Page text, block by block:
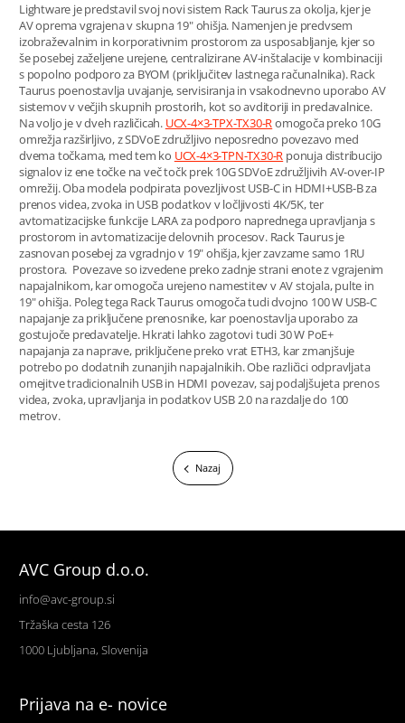
Lightware je predstavil svoj novi sistem Rack Taurus za okolja, kjer je
AV oprema vgrajena v skupna 19" ohišja. Namenjen je predvsem
izobraževalnim in korporativnim prostorom za usposabljanje, kjer so
še posebej zaželjene urejene, centralizirane AV-inštalacije v kombinaciji
s popolno podporo za BYOM (priključitev lastnega računalnika). Rack
Taurus poenostavlja uvajanje, servisiranja in vsakodnevno uporabo AV
sistemov v večjih skupnih prostorih, kot so avditoriji in predavalnice.
Na voljo je v dveh različicah. UCX-4×3-TPX-TX30-Romogoča preko 10G
omrežja razširljivo, z SDVoE združljivo neposredno povezavo med
dvema točkama, med tem ko UCX-4×3-TPN-TX30-R ponuja distribucijo
signalov iz ene točke na več točk prek 10G SDVoE združljivih AV-over-IP
omrežij. Oba modela podpirata povezljivost USB-C in HDMI+USB-B za
prenos videa, zvoka in USB podatkov v ločljivosti 4K/5K, ter
avtomatizacijske funkcije LARA za podporo naprednega upravljanja s
prostorom in avtomatizacije delovnih procesov. Rack Taurus je
zasnovan posebej za vgradnjo v 19" ohišja, kjer zavzame samo 1RU
prostora. Povezave so izvedene preko zadnje strani enote z vgrajenim
napajalnikom, kar omogoča urejeno namestitev v AV stojala, pulte in
19" ohišja. Poleg tega Rack Taurus omogoča tudi dvojno 100 W USB-C
napajanje za priključene prenosnike, kar poenostavlja uporabo za
gostujoče predavatelje. Hkrati lahko zagotovi tudi 30 W PoE+
napajanja za naprave, priključene preko vrat ETH3, kar zmanjšuje
potrebo po dodatnih zunanjih napajalnikih. Obe različici odpravljata
omejitve tradicionalnih USB in HDMI povezav, saj podaljšujeta prenos
videa, zvoka, upravljanja in podatkov USB 2.0 na razdalje do 100
metrov.
Nazaj
AVC Group d.o.o.
info@avc-group.si
Tržaška cesta 126
1000 Ljubljana, Slovenija
Prijava na e- novice